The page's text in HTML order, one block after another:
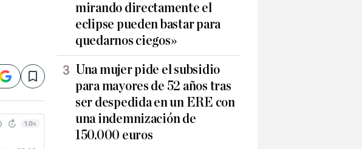
Save
mirando directamente el
eclipse pueden bastar para
quedarnos ciegos»
Una mujer pide el subsidio
para mayores de 52 años tras
ser despedida en un ERE con
una indemnización de
150.000 euros